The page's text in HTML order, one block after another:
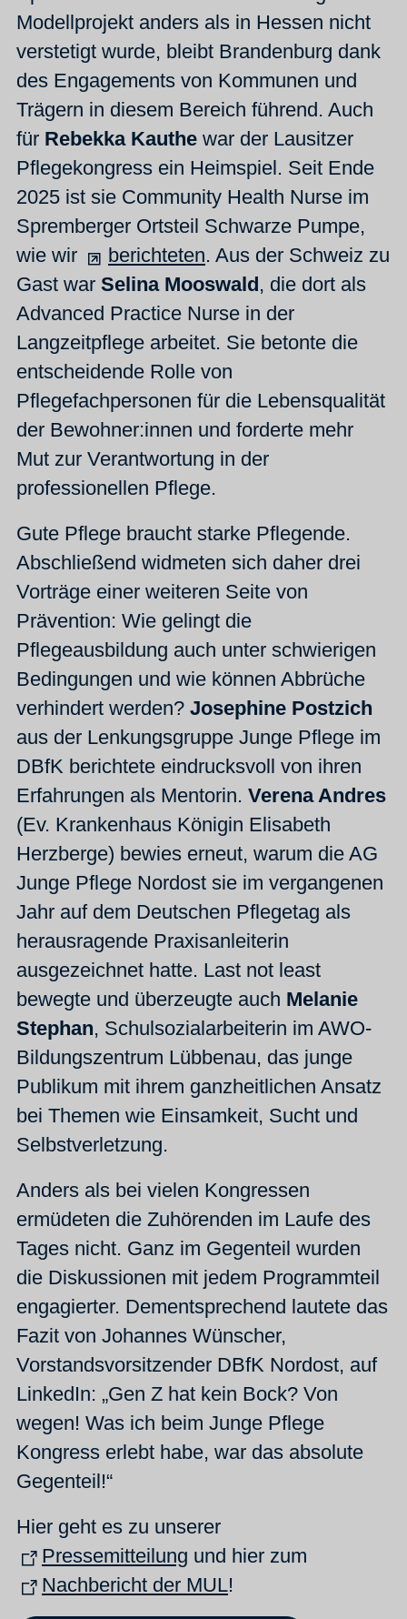
Modellprojekt anders als in Hessen nicht
verstetigt wurde, bleibt Brandenburg dank
des Engagements von Kommunen und
Trägern in diesem Bereich führend. Auch
für Rebekka Kauthe war der Lausitzer
Pflegekongress ein Heimspiel. Seit Ende
2025 ist sie Community Health Nurse im
Spremberger Ortsteil Schwarze Pumpe,
wie wir
berichteten. Aus der Schweiz zu
Gast war Selina Mooswald , die dort als
Advanced Practice Nurse in der
Langzeitpflege arbeitet. Sie betonte die
entscheidende Rolle von
Pflegefachpersonen für die Lebensqualität
der Bewohner:innen und forderte mehr
Mut zur Verantwortung in der
professionellen Pflege.
Gute Pflege braucht starke Pflegende.
Abschließend widmeten sich daher drei
Vorträge einer weiteren Seite von
Prävention: Wie gelingt die
Pflegeausbildung auch unter schwierigen
Bedingungen und wie können Abbrüche
verhindert werden? Josephine Postzich
aus der Lenkungsgruppe Junge Pflege im
DBfK berichtete eindrucksvoll von ihren
Erfahrungen als Mentorin. Verena Andres
(Ev. Krankenhaus Königin Elisabeth
Herzberge) bewies erneut, warum die AG
Junge Pflege Nordost sie im vergangenen
Jahr auf dem Deutschen Pflegetag als
herausragende Praxisanleiterin
ausgezeichnet hatte. Last not least
bewegte und überzeugte auch Melanie
Stephan, Schulsozialarbeiterin im AWO-
Bildungszentrum Lübbenau, das junge
Publikum mit ihrem ganzheitlichen Ansatz
bei Themen wie Einsamkeit, Sucht und
Selbstverletzung.
Anders als bei vielen Kongressen
ermüdeten die Zuhörenden im Laufe des
Tages nicht. Ganz im Gegenteil wurden
die Diskussionen mit jedem Programmteil
engagierter. Dementsprechend lautete das
Fazit von Johannes Wünscher,
Vorstandsvorsitzender DBfK Nordost, auf
LinkedIn: „Gen Z hat kein Bock? Von
wegen! Was ich beim Junge Pflege
Kongress erlebt habe, war das absolute
Gegenteil!“
Hier geht es zu unserer
Pressemitteilung und hier zum
Nachbericht der MUL!